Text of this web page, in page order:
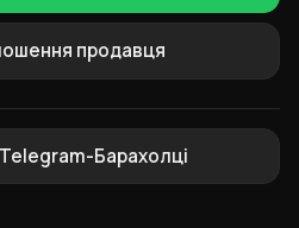
продавця
Барахолці